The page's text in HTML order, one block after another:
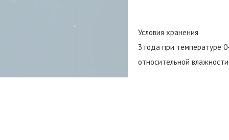
Условия хранения
3 года при температуре
относительной